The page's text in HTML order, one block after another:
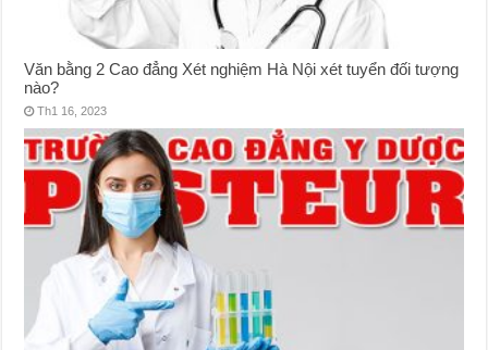
Văn bằng 2 Cao đẳng Xét nghiệm Hà Nội xét tuyển đối tượng
nào?
Th1 16, 2023